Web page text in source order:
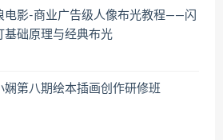
电影-商业广告级人像布光教程——闪
基础原理与经典布光
娴第八期绘本插画创作研修班